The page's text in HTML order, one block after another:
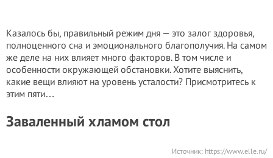
Казалось бы, правильный режим дня — это залог здоровья,
полноценного сна и эмоционального благополучия. На самом
же деле на них влияет много факторов. В том числе и
особенности окружающей обстановки. Хотите выяснить,
какие вещи влияют на уровень усталости? Присмотритесь к
этим пяти…
Заваленный хламом стол
Источник: https://www.elle.ru/